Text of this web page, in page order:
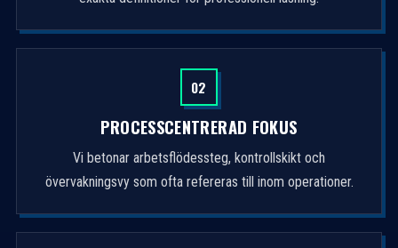
02
PROCESSCENTRERAD FOKUS
Vi betonar arbetsflödessteg, kontrollskikt och
övervakningsvy som ofta refereras till inom operationer.